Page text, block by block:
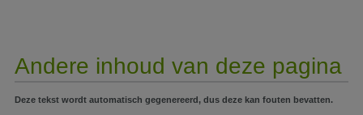
Andere inhoud van deze pagina
Deze tekst wordt automatisch gegenereerd, dus deze kan fouten bevatten.